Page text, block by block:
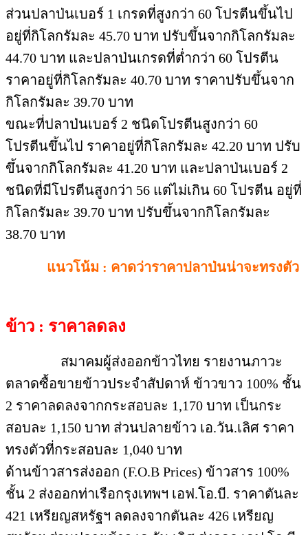
ส่วนปลาป่นเบอร์ 1 เกรดที่สูงกว่า 60 โปรตีนขึ้นไป
อยู่ที่กิโลกรัมละ 45.70 บาท ปรับขึ้นจากกิโลกรัมละ
44.70 บาท และปลาป่นเกรดที่ต่ำกว่า 60 โปรตีน
ราคาอยู่ที่กิโลกรัมละ 40.70 บาท ราคาปรับขึ้นจาก
กิโลกรัมละ 39.70 บาท
ขณะที่ปลาป่นเบอร์ 2 ชนิดโปรตีนสูงกว่า 60
โปรตีนขึ้นไป ราคาอยู่ที่กิโลกรัมละ 42.20 บาท ปรับ
ขึ้นจากกิโลกรัมละ 41.20 บาท และปลาป่นเบอร์ 2
ชนิดที่มีโปรตีนสูงกว่า 56 แต่ไม่เกิน 60 โปรตีน อยู่ที่
กิโลกรัมละ 39.70 บาท ปรับขึ้นจากกิโลกรัมละ
38.70 บาท
แนวโน้ม : คาดว่าราคาปลาป่นน่าจะทรงตัว
ข้าว : ราคาลดลง
สมาคมผู้ส่งออกข้าวไทย รายงานภาวะ
ตลาดซื้อขายข้าวประจำสัปดาห์ ข้าวขาว 100% ชั้น
2 ราคาลดลงจากกระสอบละ 1,170 บาท เป็นกระ
สอบละ 1,150 บาท ส่วนปลายข้าว เอ.วัน.เลิศ ราคา
ทรงตัวที่กระสอบละ 1,040 บาท
ด้านข้าวสารส่งออก (F.O.B Prices) ข้าวสาร 100%
ชั้น 2 ส่งออกท่าเรือกรุงเทพฯ เอฟ.โอ.บี. ราคาตันละ
421 เหรียญสหรัฐฯ ลดลงจากตันละ 426 เหรียญ